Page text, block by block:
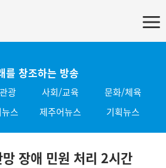
를 창조하는 방송
광 사회/교육
문화/체육
스 제주어뉴스 기획뉴스
장애 민원 처리 2시간